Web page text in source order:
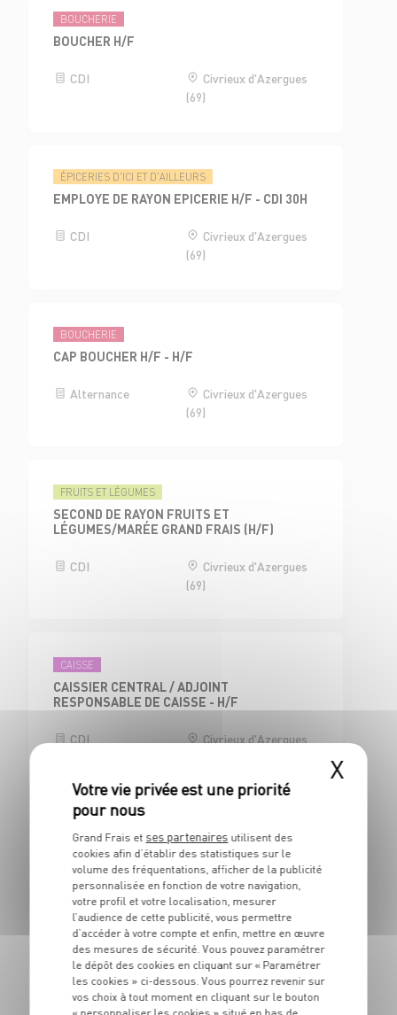
BOUCHERIE
BOUCHER H/F
CDI
Civrieux d'Azergues
(69)
ÉPICERIES D'ICI ET D'AILLEURS
EMPLOYE DE RAYON EPICERIE H/F - CDI 30H
CDI
Civrieux d'Azergues
(69)
BOUCHERIE
CAP BOUCHER H/F - H/F
Alternance
Civrieux d'Azergues
(69)
FRUITS ET LÉGUMES
SECOND DE RAYON FRUITS ET
LÉGUMES/MARÉE GRAND FRAIS (H/F)
CDI
Civrieux d'Azergues
(69)
CAISSE
CAISSIER CENTRAL / ADJOINT
RESPONSABLE DE CAISSE - H/F
CDI
Civrieux d'Azergues
BOUCHERIE
BOUCHER - H/F
CDI
Civrieux d'Azergues
(69)
BOUCHERIE
X
Grand Frais et ses partenaires utilisent des
cookies afin d’établir des statistiques sur le
volume des fréquentations, afficher de la publicité
personnalisée en fonction de votre navigation,
votre profil et votre localisation, mesurer
l’audience de cette publicité, vous permettre
d’accéder à votre compte et enfin, mettre en œuvre
des mesures de sécurité. Vous pouvez paramétrer
le dépôt des cookies en cliquant sur « Paramétrer
les cookies » ci-dessous. Vous pourrez revenir sur
vos choix à tout moment en cliquant sur le bouton